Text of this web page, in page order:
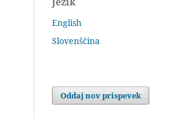
English
Slovenščina
Oddaj nov prispevek